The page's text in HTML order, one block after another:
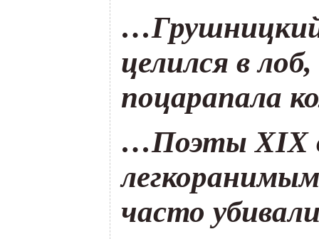
целился в
поцарапала
…Поэты XIX
часто